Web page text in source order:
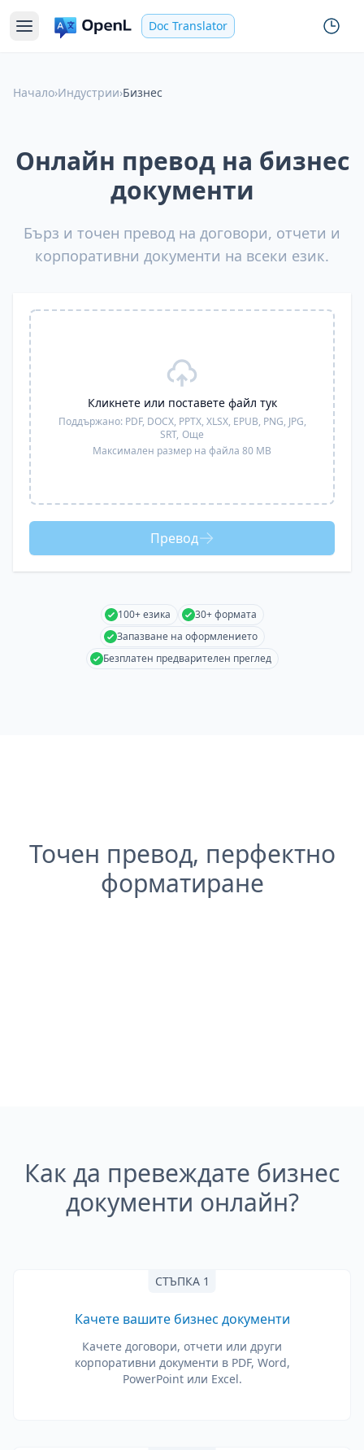
Doc Translator
Начало›Индустрии›Бизнес
Онлайн превод на бизнес
документи
Бърз и точен превод на договори, отчети и
корпоративни документи на всеки език.
Кликнете или поставете файл тук
Поддържано: PDF, DOCX, PPTX, XLSX, EPUB, PNG, JPG,
SRT, Още
Максимален размер на файла 80 MB
Превод
100+ езика
30+ формата
Запазване на оформлението
Безплатен предварителен преглед
Точен превод, перфектно
форматиране
Как да превеждате бизнес
документи онлайн?
СТЪПКА 1
Качете вашите бизнес документи
Качете договори, отчети или други
корпоративни документи в PDF, Word,
PowerPoint или Excel.